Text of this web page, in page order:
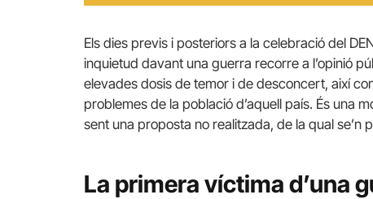
Els dies previs i posteriors a la celebració del
inquietud davant una guerra recorre a l’opinió
elevades dosis de temor i de desconcert, així
problemes de la població d’aquell país. És una
sent una proposta no realitzada, de la qual se’n
La primera víctima d’una